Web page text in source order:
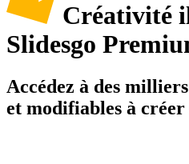
Créativité
Slidesgo
Accédez à des
et modifiables à créer